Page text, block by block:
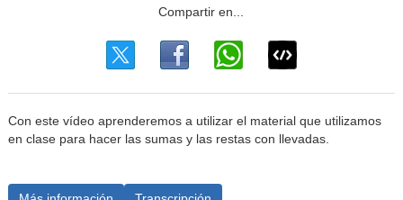
Con este vídeo aprenderemos a utilizar el material que utilizamos
en clase para hacer las sumas y las restas con llevadas.